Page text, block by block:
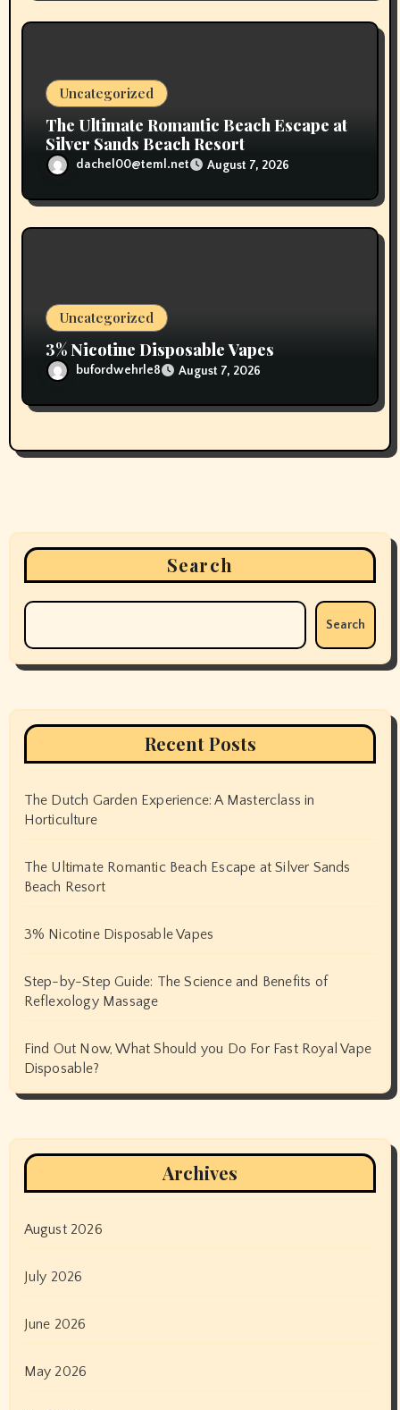
Uncategorized
The Ultimate Romantic Beach Escape at
Silver Sands Beach Resort
dachel00@teml.net August 7, 2026
Uncategorized
3% Nicotine Disposable Vapes
bufordwehrle8 August 7, 2026
Search
Search
Recent Posts
The Dutch Garden Experience: A Masterclass in
Horticulture
The Ultimate Romantic Beach Escape at Silver Sands
Beach Resort
3% Nicotine Disposable Vapes
Step-by-Step Guide: The Science and Benefits of
Reflexology Massage
Find Out Now, What Should you Do For Fast Royal Vape
Disposable?
Archives
August 2026
July 2026
June 2026
May 2026